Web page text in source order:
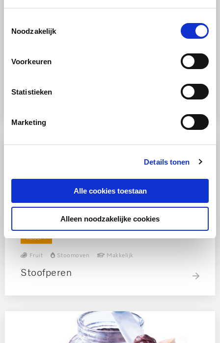
Noodzakelijk
Voorkeuren
Statistieken
Marketing
Details tonen
Alle cookies toestaan
Alleen noodzakelijke cookies
RECEPT
Salade van asperges en aardappels
RECEPT
Fruit Stoomoven Makkelijk
Stoofperen